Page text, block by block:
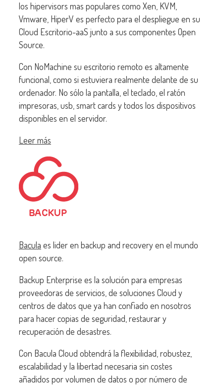
los hipervisors mas populares como Xen, KVM,
Vmware, HiperV es perfecto para el despliegue en su
Cloud Escritorio-aaS junto a sus componentes Open
Source.
Con NoMachine su escritorio remoto es altamente
funcional, como si estuviera realmente delante de su
ordenador. No sólo la pantalla, el teclado, el ratón
impresoras, usb, smart cards y todos los dispositivos
disponibles en el servidor.
Leer más
Bacula es lider en backup and recovery en el mundo
open source.
Backup Enterprise es la solución para empresas
proveedoras de servicios, de soluciones Cloud y
centros de datos que ya han confiado en nosotros
para hacer copias de seguridad, restaurar y
recuperación de desastres.
Con Bacula Cloud obtendrá la flexibilidad, robustez,
escalabilidad y la libertad necesaria sin costes
añadidos por volumen de datos o por número de